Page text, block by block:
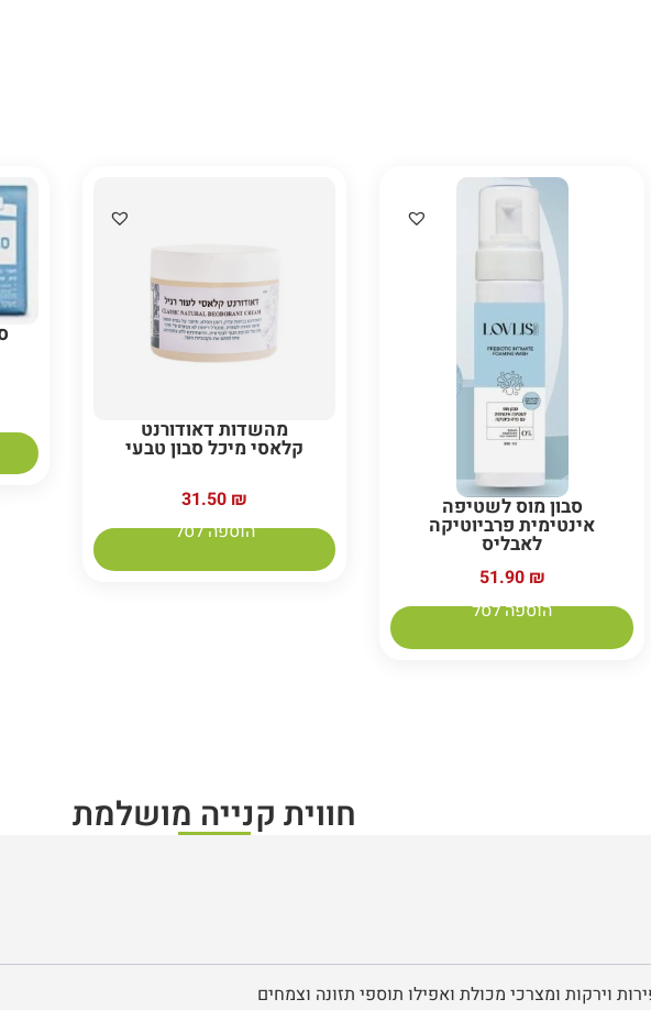
סבון מוס לשטיפה
אינטימית פרביוטיקה
לאבליס
51.90 ₪
הוספה לסל
מהשדות דאודורנט
קלאסי מיכל סבון טבעי
31.50 ₪
הוספה לסל
חווית קנייה מושלמת
וירקות ומצרכי מכולת ואפילו תוספי תזונה וצמחים